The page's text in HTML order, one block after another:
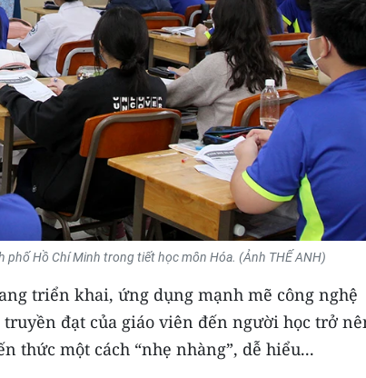
phố Hồ Chí Minh trong tiết học môn Hóa. (Ảnh THẾ ANH)
triển khai, ứng dụng mạnh mẽ công nghệ
đạt của giáo viên đến người học trở
thức một cách “nhẹ nhàng”, dễ hiểu...